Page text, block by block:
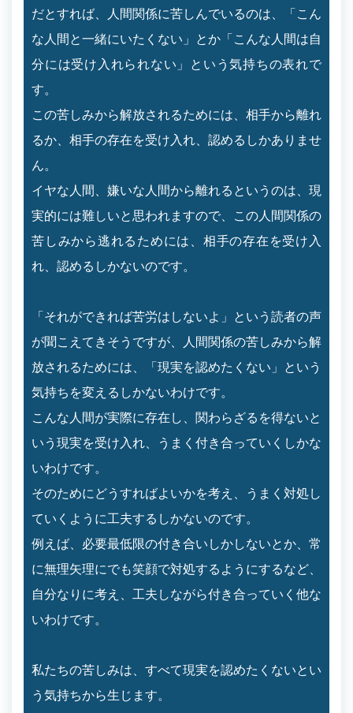
だとすれば、人間関係に苦しんでいるのは、「こん
な人間と一緒にいたくない」とか「こんな人間は自
分には受け入れられない」という気持ちの表れで
す。
この苦しみから解放されるためには、相手から離れ
るか、相手の存在を受け入れ、認めるしかありませ
ん。
イヤな人間、嫌いな人間から離れるというのは、現
実的には難しいと思われますので、この人間関係の
苦しみから逃れるためには、相手の存在を受け入
れ、認めるしかないのです。
「それができれば苦労はしないよ」という読者の声
が聞こえてきそうですが、人間関係の苦しみから解
放されるためには、「現実を認めたくない」という
気持ちを変えるしかないわけです。
こんな人間が実際に存在し、関わらざるを得ないと
いう現実を受け入れ、うまく付き合っていくしかな
いわけです。
そのためにどうすればよいかを考え、うまく対処し
ていくように工夫するしかないのです。
例えば、必要最低限の付き合いしかしないとか、常
に無理矢理にでも笑顔で対処するようにするなど、
自分なりに考え、工夫しながら付き合っていく他な
いわけです。
私たちの苦しみは、すべて現実を認めたくないとい
う気持ちから生じます。